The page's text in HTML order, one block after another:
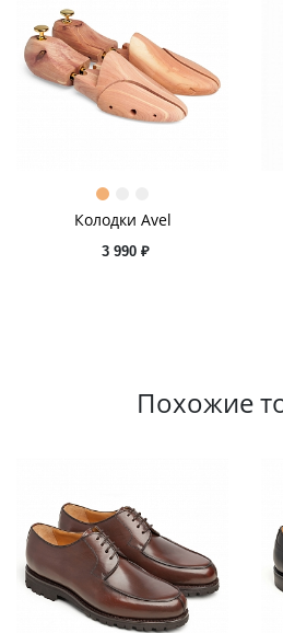
Колодки Avel
3 990 ₽
Похожие